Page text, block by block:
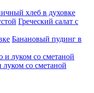
хлеб в духовке
Греческий салат с
Банановый пудинг в
со сметаной